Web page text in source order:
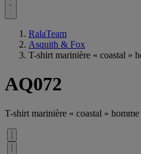
RalaTeam
Asquith & Fox
T-shirt marinière « coastal »
AQ072
T-shirt marinière « coastal » homme